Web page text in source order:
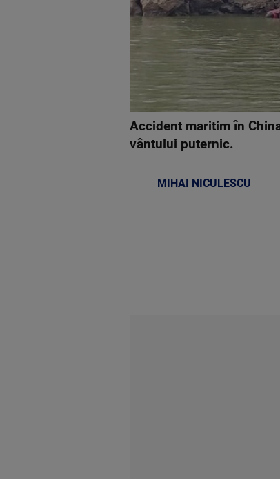
Accident maritim în
vântului puternic.
MIHAI NICULESCU